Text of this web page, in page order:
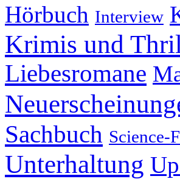
Hörbuch Interview
Krimis und
Liebesromane
Sachbuch Science-
Unterhaltung